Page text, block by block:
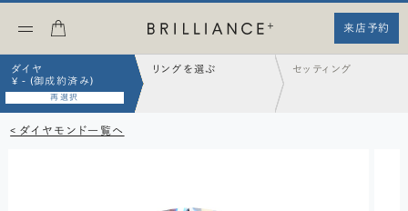
来店予約
ダイヤ
¥ - (御成約済み)
再選択
リングを選ぶ セッティング
< ダイヤモンド一覧へ